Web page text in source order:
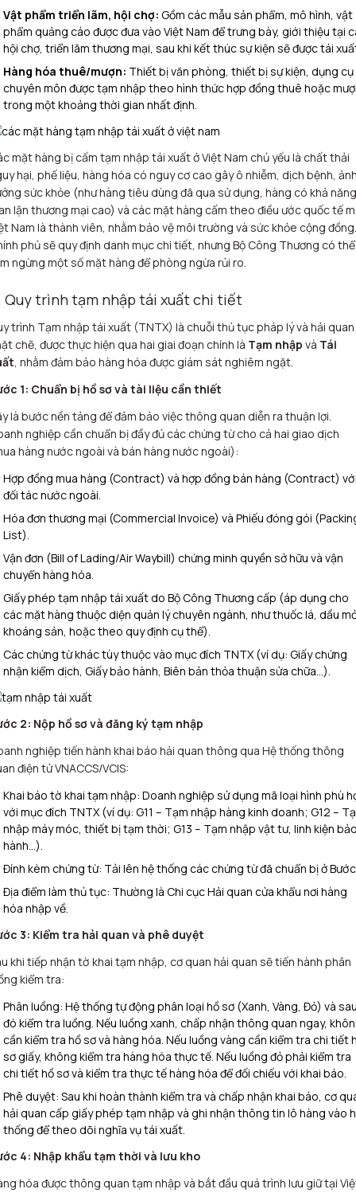
Vật phẩm triển lãm, hội chợ: Gồm các mẫu sản phẩm, mô hình, vật
phẩm quảng cáo được đưa vào Việt Nam để trưng bày, giới thiệu tại
hội chợ, triển lãm thương mại, sau khi kết thúc sự kiện sẽ được tái
Hàng hóa thuê/mượn: Thiết bị văn phòng, thiết bị sự kiện, dụng cụ
chuyên môn được tạm nhập theo hình thức hợp đồng thuê hoặc
trong một khoảng thời gian nhất định.
mặt hàng bị cấm tạm nhập tái xuất ở Việt Nam chủ yếu là chất thải
hại, phế liệu, hàng hóa có nguy cơ cao gây ô nhiễm, dịch bệnh,
sức khỏe (như hàng tiêu dùng đã qua sử dụng, hàng có khả năng
lận thương mại cao) và các mặt hàng cấm theo điều ước quốc tế
Nam là thành viên, nhằm bảo vệ môi trường và sức khỏe cộng đồng.
phủ sẽ quy định danh mục chi tiết, nhưng Bộ Công Thương có thể
ngừng một số mặt hàng để phòng ngừa rủi ro.
Quy trình tạm nhập tái xuất chi tiết
trình Tạm nhập tái xuất (TNTX) là chuỗi thủ tục pháp lý và hải quan
chẽ, được thực hiện qua hai giai đoạn chính là Tạm nhập và Tái
, nhằm đảm bảo hàng hóa được giám sát nghiêm ngặt.
1: Chuẩn bị hồ sơ và tài liệu cần thiết
là bước nền tảng để đảm bảo việc thông quan diễn ra thuận lợi.
nghiệp cần chuẩn bị đầy đủ các chứng từ cho cả hai giao dịch
hàng nước ngoài và bán hàng nước ngoài):
Hợp đồng mua hàng (Contract) và hợp đồng bán hàng (Contract)
đối tác nước ngoài.
Hóa đơn thương mại (Commercial Invoice) và Phiếu đóng gói
List).
Vận đơn (Bill of Lading/Air Waybill) chứng minh quyền sở hữu và vận
chuyển hàng hóa.
Giấy phép tạm nhập tái xuất do Bộ Công Thương cấp (áp dụng cho
các mặt hàng thuộc diện quản lý chuyên ngành, như thuốc lá, dầu
khoáng sản, hoặc theo quy định cụ thể).
Các chứng từ khác tùy thuộc vào mục đích TNTX (ví dụ: Giấy chứng
nhận kiểm dịch, Giấy bảo hành, Biên bản thỏa thuận sửa chữa…).
2: Nộp hồ sơ và đăng ký tạm nhập
nghiệp tiến hành khai báo hải quan thông qua Hệ thống thông
điện tử VNACCS/VCIS:
Khai báo tờ khai tạm nhập: Doanh nghiệp sử dụng mã loại hình phù
với mục đích TNTX (ví dụ: G11 – Tạm nhập hàng kinh doanh; G12 –
nhập máy móc, thiết bị tạm thời; G13 – Tạm nhập vật tư, linh kiện
hành…).
Đính kèm chứng từ: Tải lên hệ thống các chứng từ đã chuẩn bị ở Bước
Địa điểm làm thủ tục: Thường là Chi cục Hải quan cửa khẩu nơi hàng
hóa nhập về.
3: Kiểm tra hải quan và phê duyệt
khi tiếp nhận tờ khai tạm nhập, cơ quan hải quan sẽ tiến hành phân
kiểm tra:
Phân luồng: Hệ thống tự động phân loại hồ sơ (Xanh, Vàng, Đỏ) và
đó kiểm tra luồng. Nếu luồng xanh, chấp nhận thông quan ngay,
cần kiểm tra hồ sơ và hàng hóa. Nếu luồng vàng cần kiểm tra chi tiết
sơ giấy, không kiểm tra hàng hóa thực tế. Nếu luồng đỏ phải kiểm tra
chi tiết hồ sơ và kiểm tra thực tế hàng hóa để đối chiếu với khai báo.
Phê duyệt: Sau khi hoàn thành kiểm tra và chấp nhận khai báo, cơ
hải quan cấp giấy phép tạm nhập và ghi nhận thông tin lô hàng vào
thống để theo dõi nghĩa vụ tái xuất.
4: Nhập khẩu tạm thời và lưu kho
hóa được thông quan tạm nhập và bắt đầu quá trình lưu giữ tại